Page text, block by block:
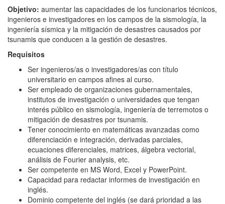
Objetivo: aumentar las capacidades de los funcionarios técnicos,
ingenieros e investigadores en los campos de la sismología, la
ingeniería sísmica y la mitigación de desastres causados ​​por
tsunamis que conducen a la gestión de desastres.
Requisitos
Ser ingenieros/as o investigadores/as con título
universitario en campos afines al curso.
Ser empleado de organizaciones gubernamentales,
institutos de investigación o universidades que tengan
interés público en sismología, ingeniería de terremotos o
mitigación de desastres por tsunamis.
Tener conocimiento en matemáticas avanzadas como
diferenciación e integración, derivadas parciales,
ecuaciones diferenciales, matrices, álgebra vectorial,
análisis de Fourier analysis, etc.
Ser competente en MS Word, Excel y PowerPoint.
Capacidad para redactar informes de investigación en
inglés.
Dominio competente del inglés (se dará prioridad a las